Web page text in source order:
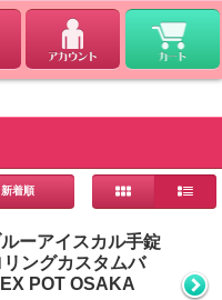
新着順
ルーアイスカル手錠
ングカスタムバ
POT OSAKA